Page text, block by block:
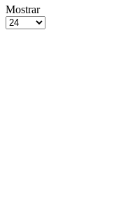
grelha
de
Lista
Mostrar
Produtos